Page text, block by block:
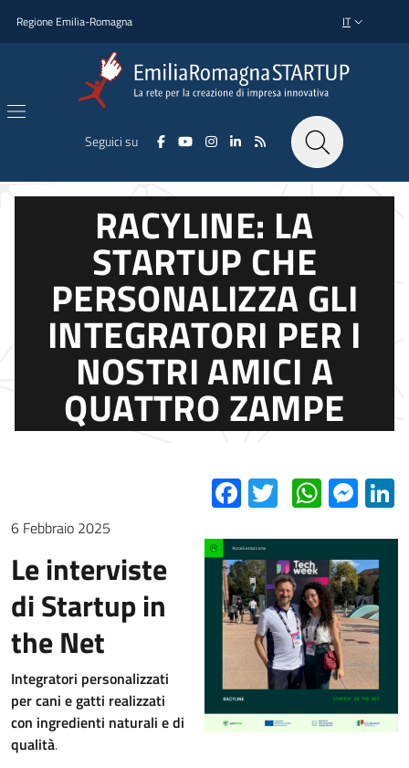
Regione Emilia-Romagna SELETTORE
IT
Seguici su
RACYLINE: LA
STARTUP CHE
PERSONALIZZA GLI
INTEGRATORI PER I
NOSTRI AMICI A
QUATTRO ZAMPE
Facebook
Twitter
6 Febbraio 2025
Le interviste
di Startup in
the Net
Integratori personalizzati
per cani e gatti realizzati
con ingredienti naturali e di
qualità.